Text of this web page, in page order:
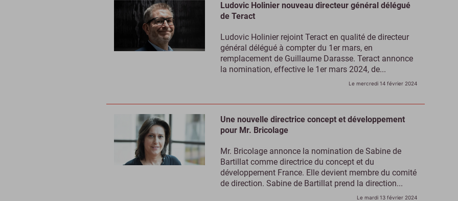
Ludovic Holinier nouveau directeur général délégué
de Teract
Ludovic Holinier rejoint Teract en qualité de directeur
général délégué à compter du 1er mars, en
remplacement de Guillaume Darasse. Teract annonce
la nomination, effective le 1er mars 2024, de...
Le mercredi 14 février 2024
Une nouvelle directrice concept et développement
pour Mr. Bricolage
Mr. Bricolage annonce la nomination de Sabine de
Bartillat comme directrice du concept et du
développement France. Elle devient membre du comité
de direction. Sabine de Bartillat prend la direction...
Le mardi 13 février 2024